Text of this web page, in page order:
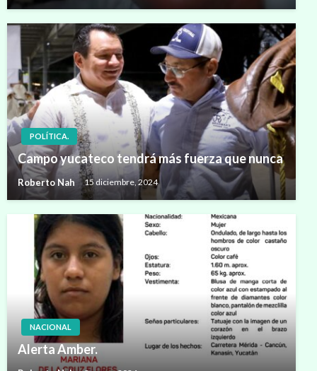
POLÍTICA.
Campo yucateco tendrá más fuerza que nunca
Roberto Nah 15 diciembre, 2024
NACIONAL
Alerta Amber.